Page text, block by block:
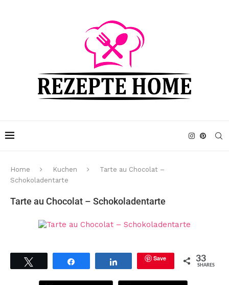
Home Kuchen
Tarte au Chocolat –
Schokoladentarte
Tarte au Chocolat – Schokoladentarte
Save 33
SHARES